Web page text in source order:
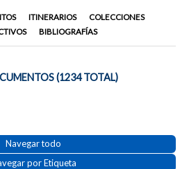
ITINERARIOS
COLECCIONES
BIBLIOGRAFÍAS
(1234 TOTAL)
Navegar todo
por Etiqueta